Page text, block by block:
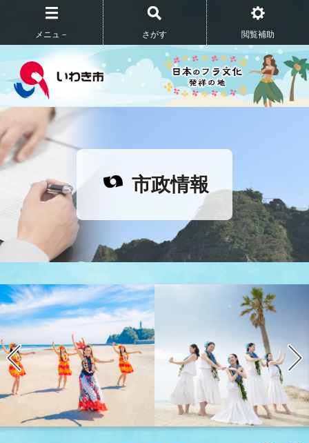
メニュ－ さがす 閲覧補助
市政情報